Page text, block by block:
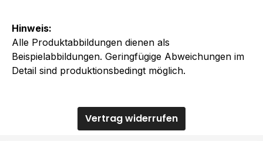
Hinweis:
Alle Produktabbildungen dienen als
Beispielabbildungen. Geringfügige Abweichungen im
Detail sind produktionsbedingt möglich.
Vertrag widerrufen